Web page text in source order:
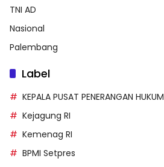
TNI AD
Nasional
Palembang
Label
KEPALA PUSAT PENERANGAN HUKUM
Kejagung RI
Kemenag RI
BPMI Setpres